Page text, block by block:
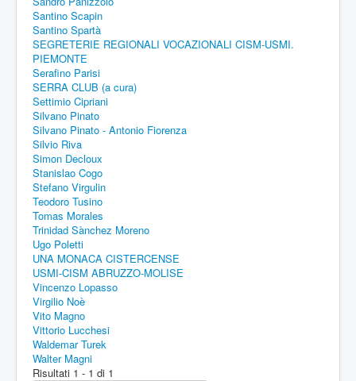
Santino Scapin
Santino Spartà
SEGRETERIE REGIONALI VOCAZIONALI CISM-USMI.
PIEMONTE
Serafino Parisi
SERRA CLUB (a cura)
Settimio Cipriani
Silvano Pinato
Silvano Pinato - Antonio Fiorenza
Silvio Riva
Simon Decloux
Stanislao Cogo
Stefano Virgulin
Teodoro Tusino
Tomas Morales
Trinidad Sànchez Moreno
Ugo Poletti
UNA MONACA CISTERCENSE
USMI-CISM ABRUZZO-MOLISE
Vincenzo Lopasso
Virgilio Noè
Vito Magno
Vittorio Lucchesi
Waldemar Turek
Walter Magni
Risultati 1 - 1 di 1